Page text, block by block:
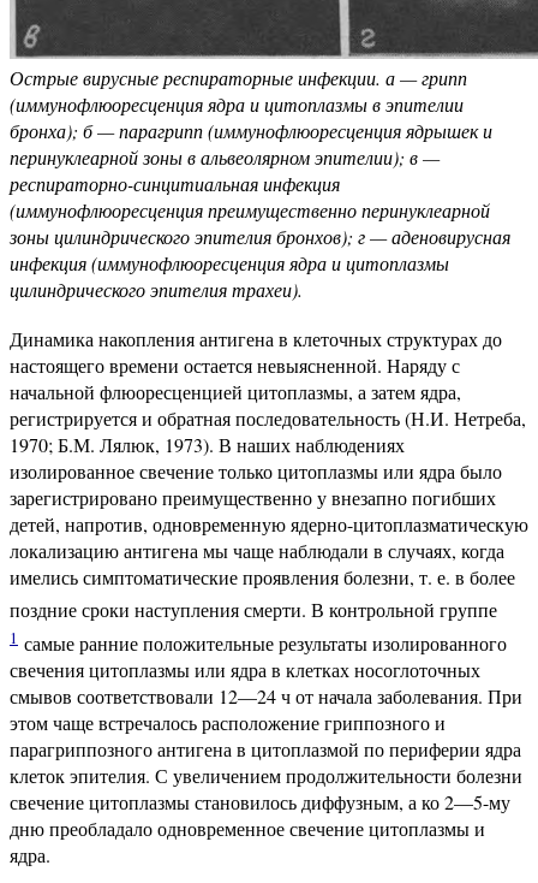
Острые вирусные респираторные инфекции. а — грипп
(иммунофлюоресценция ядра и цитоплазмы в эпителии
бронха); б — парагрипп (иммунофлюоресценция ядрышек и
перинуклеарной зоны в альвеолярном эпителии); в —
респираторно-синцитиальная инфекция
(иммунофлюоресценция преимущественно перинуклеарной
зоны цилиндрического эпителия бронхов); г — аденовирусная
инфекция (иммунофлюоресценция ядра и цитоплазмы
цилиндрического эпителия трахеи).
Динамика накопления антигена в клеточных структурах до
настоящего времени остается невыясненной. Наряду с
начальной флюоресценцией цитоплазмы, а затем ядра,
регистрируется и обратная последовательность (Н.И. Нетреба,
1970; Б.М. Лялюк, 1973). В наших наблюдениях
изолированное свечение только цитоплазмы или ядра было
зарегистрировано преимущественно у внезапно погибших
детей, напротив, одновременную ядерно-цитоплазматическую
локализацию антигена мы чаще наблюдали в случаях, когда
имелись симптоматические проявления болезни, т. е. в более
поздние сроки наступления смерти. В контрольной группе
1 самые ранние положительные результаты изолированного
свечения цитоплазмы или ядра в клетках носоглоточных
смывов соответствовали 12—24 ч от начала заболевания. При
этом чаще встречалось расположение гриппозного и
парагриппозного антигена в цитоплазмой по периферии ядра
клеток эпителия. С увеличением продолжительности болезни
свечение цитоплазмы становилось диффузным, а ко 2—5-му
дню преобладало одновременное свечение цитоплазмы и
ядра.